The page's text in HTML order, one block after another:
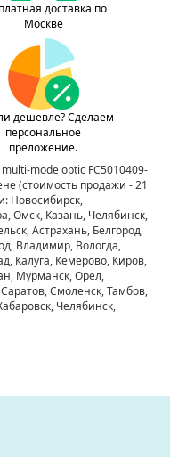
доставка по
Москве
дешевле? Сделаем
персональное
преложение.
multi-mode optic FC5010409-
(стоимость продажи - 21
Новосибирск,
Омск, Казань, Челябинск,
Астрахань, Белгород,
Владимир, Вологда,
Калуга, Кемерово, Киров,
Мурманск, Орел,
Смоленск, Тамбов,
Челябинск,